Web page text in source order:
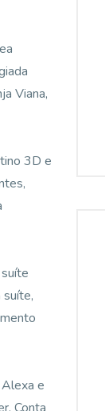
Viana,
3D e
e